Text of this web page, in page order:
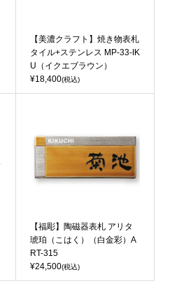
【美濃クラフト】焼き物表札
タイル+ステンレス MP-33-IK
U（イクエブラウン）
¥18,400(税込)
【福彫】陶磁器表札 アリタ
琥珀（こはく）（白金彩）A
RT-315
¥24,500(税込)